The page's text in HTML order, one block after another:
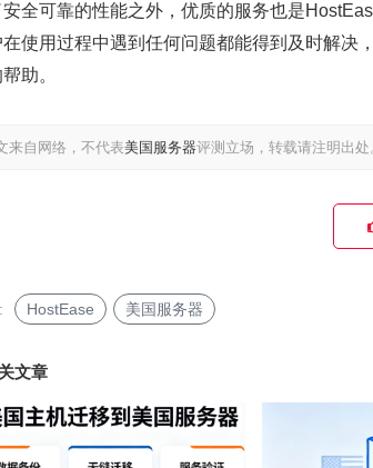
安全可靠的性能之外，优质的服务也是
在使用过程中遇到任何问题都能得到及时解决
助。
来自网络，不代表美国服务器评测立场，转载请注明出处
HostEase 美国服务器
文章